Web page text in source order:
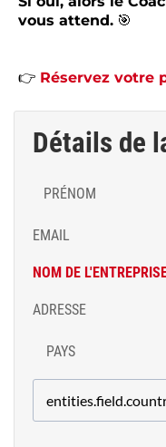
vous attend. 🎯
👉 Réservez votre
Détails de
PRÉNOM
EMAIL
NOM DE
ADRESSE
PAYS